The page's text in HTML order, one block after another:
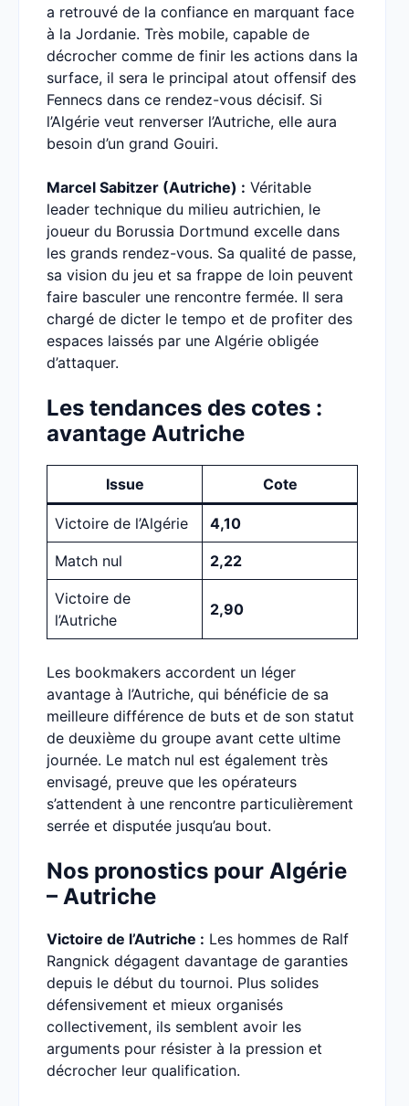
a retrouvé de la confiance en marquant face
à la Jordanie. Très mobile, capable de
décrocher comme de finir les actions dans la
surface, il sera le principal atout offensif des
Fennecs dans ce rendez-vous décisif. Si
l’Algérie veut renverser l’Autriche, elle aura
besoin d’un grand Gouiri.
Marcel Sabitzer (Autriche) : Véritable
leader technique du milieu autrichien, le
joueur du Borussia Dortmund excelle dans
les grands rendez-vous. Sa qualité de passe,
sa vision du jeu et sa frappe de loin peuvent
faire basculer une rencontre fermée. Il sera
chargé de dicter le tempo et de profiter des
espaces laissés par une Algérie obligée
d’attaquer.
Les tendances des cotes :
avantage Autriche
Issue Cote
Victoire de l’Algérie 4,10
Match nul 2,22
Victoire de
l’Autriche
2,90
Les bookmakers accordent un léger
avantage à l’Autriche, qui bénéficie de sa
meilleure différence de buts et de son statut
de deuxième du groupe avant cette ultime
journée. Le match nul est également très
envisagé, preuve que les opérateurs
s’attendent à une rencontre particulièrement
serrée et disputée jusqu’au bout.
Nos pronostics pour Algérie
– Autriche
Victoire de l’Autriche : Les hommes de Ralf
Rangnick dégagent davantage de garanties
depuis le début du tournoi. Plus solides
défensivement et mieux organisés
collectivement, ils semblent avoir les
arguments pour résister à la pression et
décrocher leur qualification.